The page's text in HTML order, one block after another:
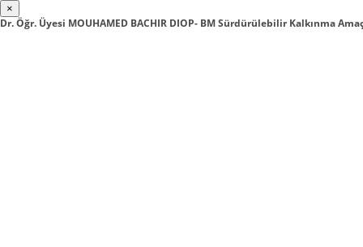
×
Dr. Öğr. Üyesi MOUHAMED BACHIR DIOP- BM Sürdürülebilir Kalkınma